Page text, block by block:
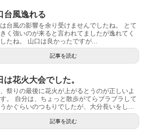
台風逸れる
台風の影響を余り受けませんでしたね。 とて
く強いのが来ると言われてましたが逸れてく
たね。 山口は良かったですが...
記事を読む
は花火大会でした。
祭りの最後に花火が上がるとうのが正しいよ
。 自分は、ちょっと散歩がてらブラブラして
かぐらいのつもりでしたが、大分長いをし...
記事を読む